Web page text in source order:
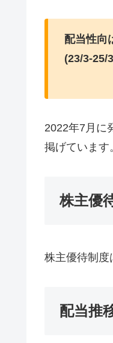
配当性向
(23/3-25/
2022年7月に
掲げています
株主優
株主優待制度
配当推